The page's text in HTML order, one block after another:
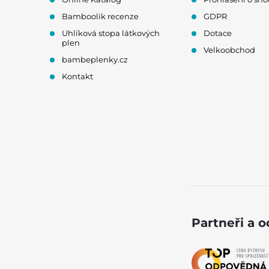
Bamboolik recenze
Uhlíková stopa látkových
plen
bambeplenky.cz
Kontakt
GDPR
Dotace
Velkoobchod
Partneři a